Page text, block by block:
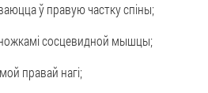
ў правую частку спіны;
ножкамі сосцевидной мышцы;
правай нагі;